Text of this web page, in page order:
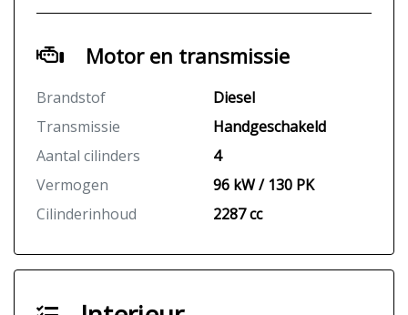
Motor en transmissie
Brandstof
Diesel
Transmissie
Handgeschakeld
Aantal cilinders
4
Vermogen
96 kW / 130 PK
Cilinderinhoud
2287 cc